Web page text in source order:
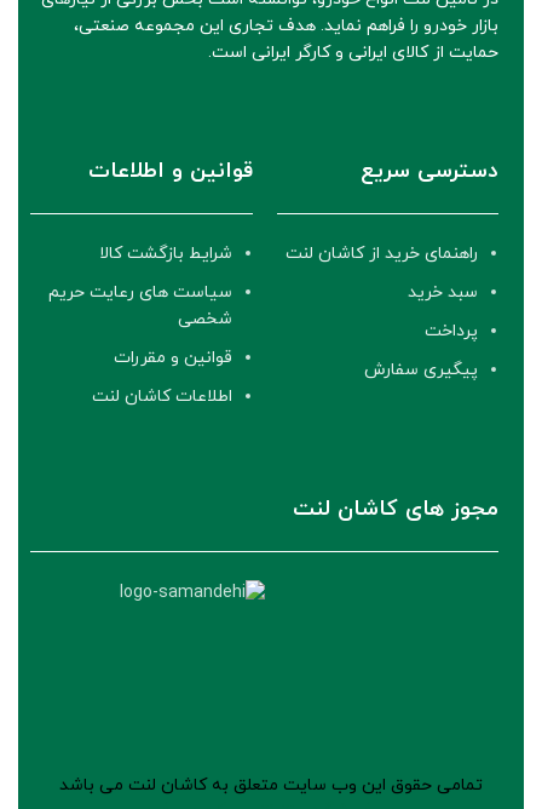
بازار خودرو را فراهم نماید. هدف تجاری این مجموعه صنعتی،
حمایت از کالای ایرانی و کارگر ایرانی است.
دسترسی سریع
راهنمای خرید از کاشان لنت
سبد خرید
پرداخت
پیگیری سفارش
قوانین و اطلاعات
شرایط بازگشت کالا
سیاست های رعایت حریم
شخصی
قوانین و مقررات
اطلاعات کاشان لنت
مجوز های کاشان لنت
تمامی حقوق این وب سایت متعلق به کاشان لنت می باشد